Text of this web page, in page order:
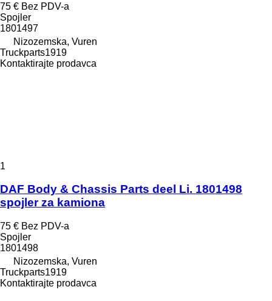
75 € Bez PDV-a
Spojler
1801497
Nizozemska, Vuren
Truckparts1919
Kontaktirajte prodavca
1
DAF Body & Chassis Parts deel Li. 1801498
spojler za kamiona
75 € Bez PDV-a
Spojler
1801498
Nizozemska, Vuren
Truckparts1919
Kontaktirajte prodavca